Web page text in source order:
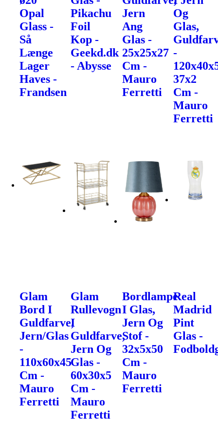
Opal
Glass -
Så
Længe
Lager
Haves -
Frandsen
Pikachu
Foil
Kop -
Geekd.dk
- Abysse
Jern
Ang
Glas -
25x25x27
Cm -
Mauro
Ferretti
Og
Glas,
-
37x2
Cm -
Mauro
Ferretti
Glam
Bord I
Guldfarve,
Jern/Glas
-
110x60x45
Cm -
Mauro
Ferretti
Glam
Rullevogn
I
Guldfarve,
Jern Og
Glas -
60x30x5
Cm -
Mauro
Ferretti
Bordlampe
I Glas,
Jern Og
Stof -
32x5x50
Cm -
Mauro
Ferretti
Real
Madrid
Pint
Glas -